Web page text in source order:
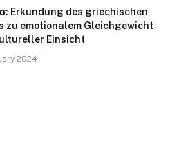
Erkundung des griechischen
zu emotionalem Gleichgewicht
Einsicht
2024